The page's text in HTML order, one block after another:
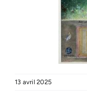
13 avril 2025